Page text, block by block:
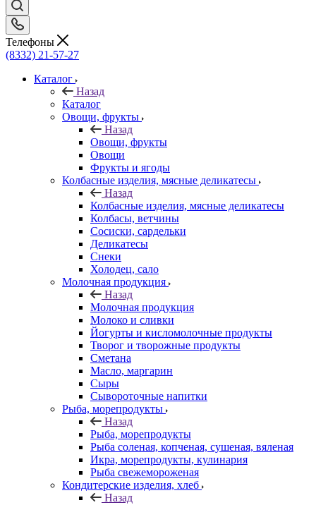
Телефоны
(8332) 21-57-27
Каталог
Назад
Каталог
Овощи, фрукты
Назад
Овощи, фрукты
Овощи
Фрукты и ягоды
Колбасные изделия, мясные деликатесы
Назад
Колбасные изделия, мясные деликатесы
Колбасы, ветчины
Сосиски, сардельки
Деликатесы
Снеки
Холодец, сало
Молочная продукция
Назад
Молочная продукция
Молоко и сливки
Йогурты и кисломолочные продукты
Творог и творожные продукты
Сметана
Масло, маргарин
Сыры
Сывороточные напитки
Рыба, морепродукты
Назад
Рыба, морепродукты
Рыба соленая, копченая, сушеная, вяленая
Икра, морепродукты, кулинария
Рыба свежемороженая
Кондитерские изделия, хлеб
Назад